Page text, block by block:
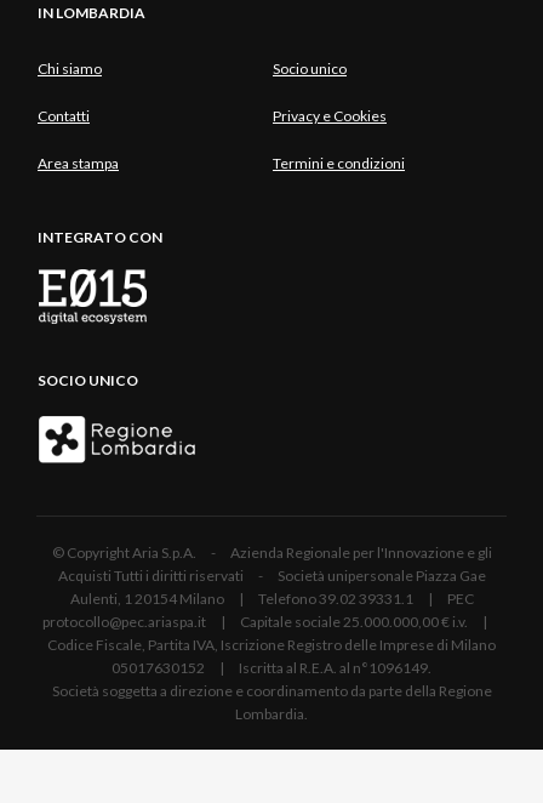
IN LOMBARDIA
Chi siamo Socio unico
Contatti Privacy e Cookies
Area stampa Termini e condizioni
INTEGRATO CON
SOCIO UNICO
© Copyright Aria S.p.A. - Azienda Regionale per l'Innovazione e gli
Acquisti Tutti i diritti riservati - Società unipersonale Piazza Gae
Aulenti, 1 20154 Milano | Telefono 39.02 39331.1 | PEC
protocollo@pec.ariaspa.it | Capitale sociale 25.000.000,00 € i.v. |
Codice Fiscale, Partita IVA, Iscrizione Registro delle Imprese di Milano
05017630152 | Iscritta al R.E.A. al n°1096149.
Società soggetta a direzione e coordinamento da parte della Regione
Lombardia.